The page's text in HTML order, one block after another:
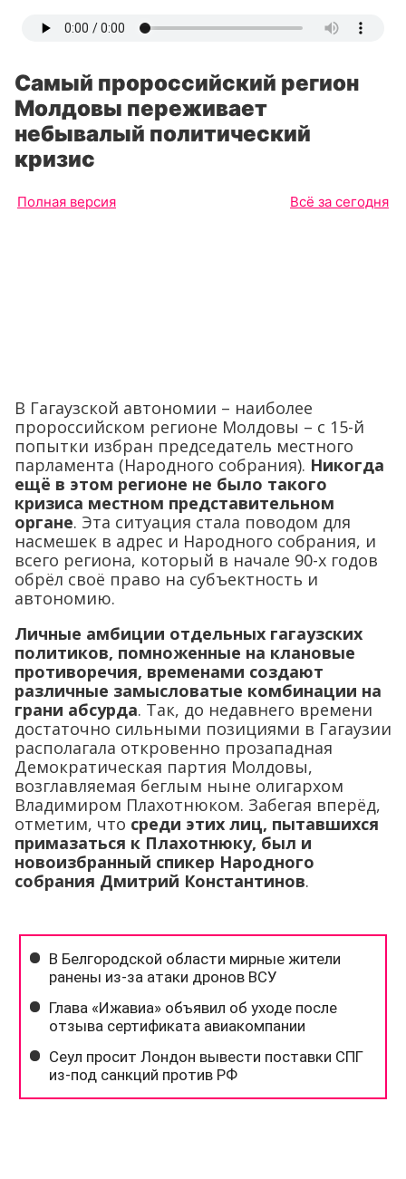
Самый пророссийский регион
Молдовы переживает
небывалый политический
кризис
Полная версия Всё за сегодня
В Гагаузской автономии – наиболее
пророссийском регионе Молдовы – с 15-й
попытки избран председатель местного
парламента (Народного собрания). Никогда
ещё в этом регионе не было такого
кризиса местном представительном
органе. Эта ситуация стала поводом для
насмешек в адрес и Народного собрания, и
всего региона, который в начале 90-х годов
обрёл своё право на субъектность и
автономию.
Личные амбиции отдельных гагаузских
политиков, помноженные на клановые
противоречия, временами создают
различные замысловатые комбинации на
грани абсурда. Так, до недавнего времени
достаточно сильными позициями в Гагаузии
располагала откровенно прозападная
Демократическая партия Молдовы,
возглавляемая беглым ныне олигархом
Владимиром Плахотнюком. Забегая вперёд,
отметим, что среди этих лиц, пытавшихся
примазаться к Плахотнюку, был и
новоизбранный спикер Народного
собрания Дмитрий Константинов.